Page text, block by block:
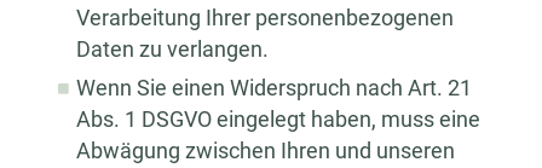
Verarbeitung Ihrer personenbezogenen
Daten zu verlangen.
Wenn Sie einen Widerspruch nach Art. 21
Abs. 1 DSGVO eingelegt haben, muss eine
Abwägung zwischen Ihren und unseren